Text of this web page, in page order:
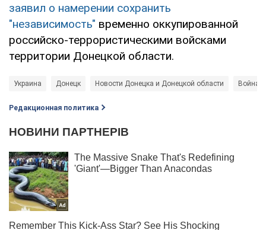
заявил о намерении сохранить
"независимость" временно оккупированной
российско-террористическими войсками
территории Донецкой области.
Украина Донецк Новости Донецка и Донецкой области Война
Редакционная политика